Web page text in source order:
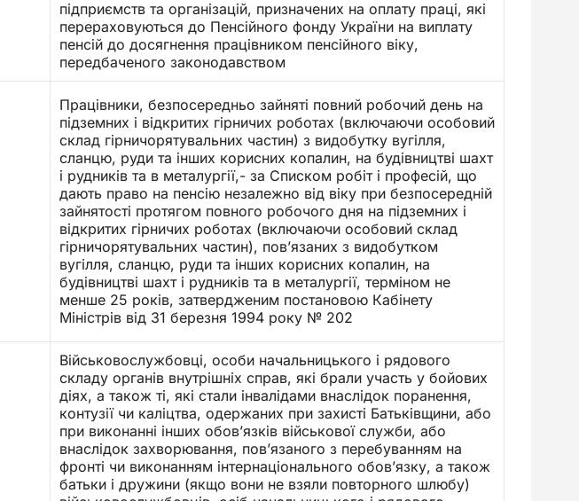
підприємств та організацій, призначених на оплату праці, які
перераховуються до Пенсійного фонду України на виплату
пенсій до досягнення працівником пенсійного віку,
передбаченого законодавством
Працівники, безпосередньо зайняті повний робочий день на
підземних і відкритих гірничих роботах (включаючи особовий
склад гірничорятувальних частин) з видобутку вугілля,
сланцю, руди та інших корисних копалин, на будівництві шахт
і рудників та в металургії,- за Списком робіт і професій, що
дають право на пенсію незалежно від віку при безпосередній
зайнятості протягом повного робочого дня на підземних і
відкритих гірничих роботах (включаючи особовий склад
гірничорятувальних частин), пов’язаних з видобутком
вугілля, сланцю, руди та інших корисних копалин, на
будівництві шахт і рудників та в металургії, терміном не
менше 25 років, затвердженим постановою Кабінету
Міністрів від 31 березня 1994 року № 202
Військовослужбовці, особи начальницького і рядового
складу органів внутрішніх справ, які брали участь у бойових
діях, а також ті, які стали інвалідами внаслідок поранення,
контузії чи каліцтва, одержаних при захисті Батьківщини, або
при виконанні інших обов’язків військової служби, або
внаслідок захворювання, пов’язаного з перебуванням на
фронті чи виконанням інтернаціонального обов’язку, а також
батьки і дружини (якщо вони не взяли повторного шлюбу)